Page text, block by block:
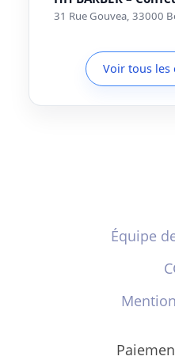
31 Rue Gouvea, 33000
Voir tous les
Équipe